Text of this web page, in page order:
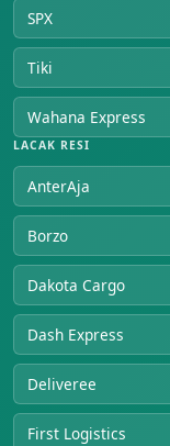
SPX
Tiki
Wahana Express
LACAK RESI
AnterAja
Borzo
Dakota Cargo
Dash Express
Deliveree
First Logistics